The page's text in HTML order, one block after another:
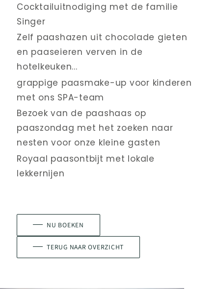
Cocktailuitnodiging met de familie
Singer
Zelf paashazen uit chocolade gieten
en paaseieren verven in de
hotelkeuken...
grappige paasmake-up voor kinderen
met ons SPA-team
Bezoek van de paashaas op
paaszondag met het zoeken naar
nesten voor onze kleine gasten
Royaal paasontbijt met lokale
lekkernijen
NU BOEKEN
TERUG NAAR OVERZICHT